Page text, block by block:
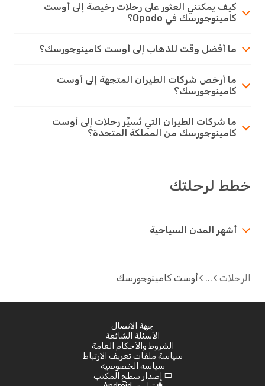
كيف يمكنني العثور على رحلات رخيصة إلى أوست
كامينوجورسك في Opodo؟
ما أفضل وقت للذهاب إلى أوست كامينوجورسك؟
ما أرخص شركات الطيران المتجهة إلى أوست
كامينوجورسك؟
ما شركات الطيران التي تُسيِّر رحلات إلى أوست
كامينوجورسك من المملكة المتحدة؟
خطط لرحلتك
أشهر المدن السياحية
الرحلات أوست كامينوجورسك
جهة الاتصال
الأسئلة الشائعة
الشروط والأحكام العامة
سياسة ملفات تعريف الارتباط
سياسة الخصوصية
d إصدار سطح المكتب